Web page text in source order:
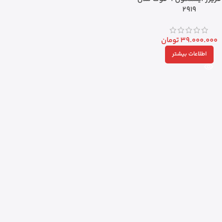
2919
39.000.000تومان
اطلاعات بیشتر